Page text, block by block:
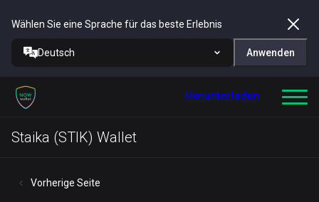
Wählen Sie eine Sprache für das beste Erlebnis
Deutsch Anwenden
Herunterladen
Staika (STIK) Wallet
Vorherige Seite